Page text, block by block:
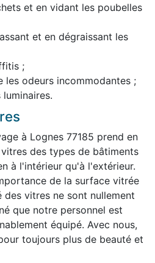
et en vidant les poubelles
et en dégraissant les
;
les odeurs incommodantes ;
à Lognes 77185 prend en
des types de bâtiments
à l'intérieur qu'à l'extérieur.
de la surface vitrée
vitres ne sont nullement
que notre personnel est
équipé. Avec nous,
toujours plus de beauté et